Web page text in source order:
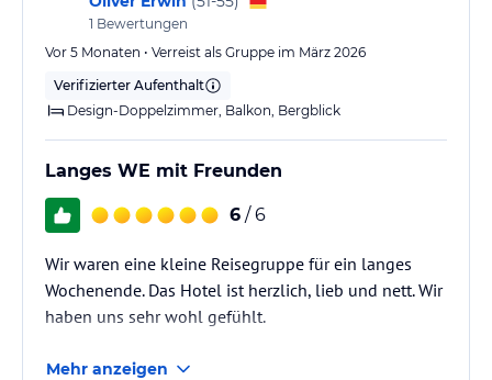
1 Bewertungen
Vor 5 Monaten • Verreist als Gruppe im März 2026
Verifizierter Aufenthalt
Design-Doppelzimmer, Balkon, Bergblick
Langes WE mit Freunden
6 / 6
Wir waren eine kleine Reisegruppe für ein langes
Wochenende. Das Hotel ist herzlich, lieb und nett. Wir
haben uns sehr wohl gefühlt.
Mehr anzeigen